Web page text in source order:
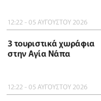
12:22 - 05 ΑΥΓΟΥΣΤΟΥ 2026
3 τουριστικά χωράφια
στην Αγία Νάπα
12:22 - 05 ΑΥΓΟΥΣΤΟΥ 2026